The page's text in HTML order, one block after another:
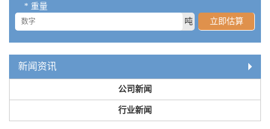
* 重量
吨
立即估算
新闻资讯
公司新闻
行业新闻